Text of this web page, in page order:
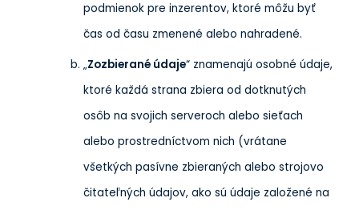
podmienok pre inzerentov, ktoré môžu byť
čas od času zmenené alebo nahradené.
„Zozbierané údaje“ znamenajú osobné údaje,
ktoré každá strana zbiera od dotknutých
osôb na svojich serveroch alebo sieťach
alebo prostredníctvom nich (vrátane
všetkých pasívne zbieraných alebo strojovo
čitateľných údajov, ako sú údaje založené na